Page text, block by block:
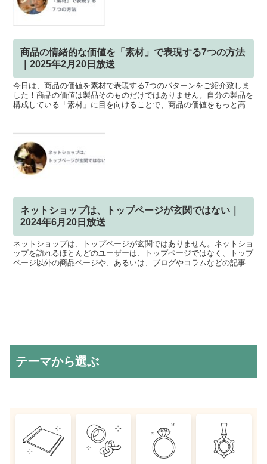
商品の情緒的な価値を「素材」で表現する7つの方法
｜2025年2月20日放送
今日は、商品の価値を素材で表現する7つのパターンをご紹介致しま
した！商品の価値は製品そのものだけではありません。自分の製品を
構成している「素材」に目を向けることで、商品の価値をもっと高め
ネットショップは、トップページが玄関ではない｜
2024年6月20日放送
ネットショップは、トップページが玄関ではありません。ネットショ
ップを訪れるほとんどのユーザーは、トップページではなく、トップ
ページ以外の商品ページや、あるいは、ブログやコラムなどの記事コ
テーマから選ぶ